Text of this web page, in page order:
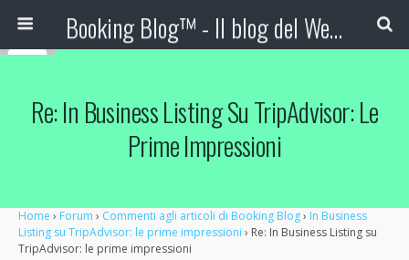
Booking Blog™ - Il blog del Web Marketing Turistico
Re: In Business Listing Su TripAdvisor: Le
Prime Impressioni
Home › Forum › Commenti agli articoli di Booking Blog› In Business
Listing su TripAdvisor: le prime impressioni › Re: In Business Listing su
TripAdvisor: le prime impressioni